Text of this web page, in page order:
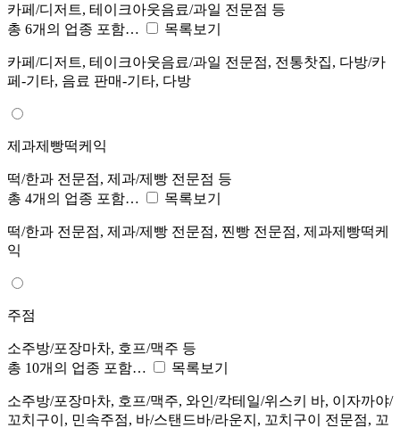
카페/디저트, 테이크아웃음료/과일 전문점 등
총 6개의 업종 포함…
목록보기
카페/디저트, 테이크아웃음료/과일 전문점, 전통찻집, 다방/카
페-기타, 음료 판매-기타, 다방
제과제빵떡케익
떡/한과 전문점, 제과/제빵 전문점 등
총 4개의 업종 포함…
목록보기
떡/한과 전문점, 제과/제빵 전문점, 찐빵 전문점, 제과제빵떡케
익
주점
소주방/포장마차, 호프/맥주 등
총 10개의 업종 포함…
목록보기
소주방/포장마차, 호프/맥주, 와인/칵테일/위스키 바, 이자까야/
꼬치구이, 민속주점, 바/스탠드바/라운지, 꼬치구이 전문점, 꼬